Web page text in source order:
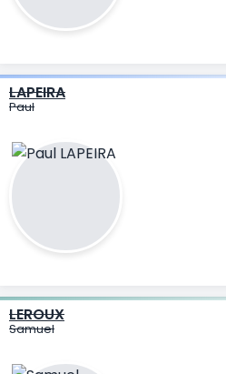
LAPEIRA
Paul
LEROUX
Samuel